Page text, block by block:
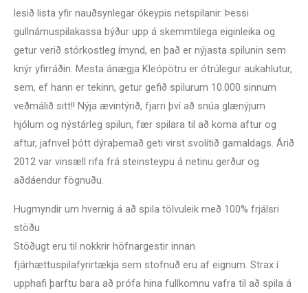
lesið lista yfir nauðsynlegar ókeypis netspilanir. Þessi
gullnámuspilakassa býður upp á skemmtilega eiginleika og
getur verið stórkostleg ímynd, en það er nýjasta spilunin sem
knýr yfirráðin. Mesta ánægja Kleópötru er ótrúlegur aukahlutur,
sem, ef hann er tekinn, getur gefið spilurum 10.000 sinnum
veðmálið sitt!! Nýja ævintýrið, fjarri því að snúa glænýjum
hjólum og nýstárleg spilun, fær spilara til að koma aftur og
aftur, jafnvel þótt dýraþemað geti virst svolítið gamaldags. Árið
2012 var vinsæll rifa frá steinsteypu á netinu gerður og
aðdáendur fögnuðu.
Hugmyndir um hvernig á að spila tölvuleik með 100% frjálsri
stöðu
Stöðugt eru til nokkrir höfnargestir innan
fjárhættuspilafyrirtækja sem stofnuð eru af eignum. Strax í
upphafi þarftu bara að prófa hina fullkomnu vafra til að spila á